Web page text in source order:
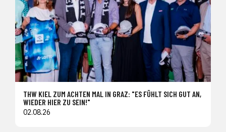
THW KIEL ZUM ACHTEN MAL IN GRAZ: "ES FÜHLT SICH GUT AN,
WIEDER HIER ZU SEIN!"
02.08.26